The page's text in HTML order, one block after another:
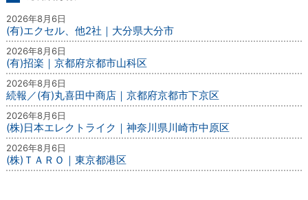
2026年8月6日
(有)エクセル、他2社｜大分県大分市
2026年8月6日
(有)招楽｜京都府京都市山科区
2026年8月6日
続報／(有)丸喜田中商店｜京都府京都市下京区
2026年8月6日
(株)日本エレクトライク｜神奈川県川崎市中原区
2026年8月6日
(株)ＴＡＲＯ｜東京都港区